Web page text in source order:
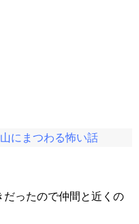
山にまつわる怖い話
だったので仲間と近くの